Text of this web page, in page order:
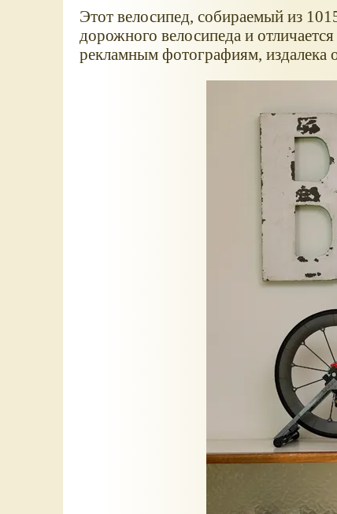
Этот велосипед, собираемый из
дорожного велосипеда и
рекламным фотографиям, издалека